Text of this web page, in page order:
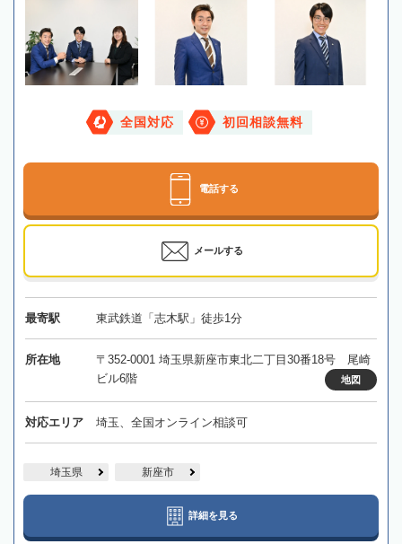
全国対応 初回相談無料
電話する
メールする
最寄駅 東武鉄道「志木駅」徒歩1分
所在地
〒352-0001 埼玉県新座市東北二丁目30番18号 尾崎
ビル6階
地図
対応エリア 埼玉、全国オンライン相談可
埼玉県 新座市
詳細を見る